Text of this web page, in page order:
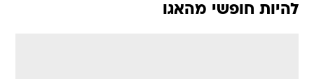
להיות חופשי מהאגו